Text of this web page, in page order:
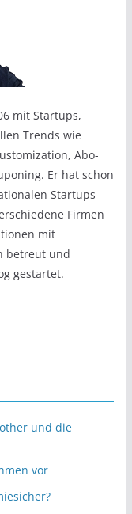
mit Startups,
Trends wie
Abo-
Er hat schon
Startups
Firmen
mit
betreut und
gestartet.
und die
vor